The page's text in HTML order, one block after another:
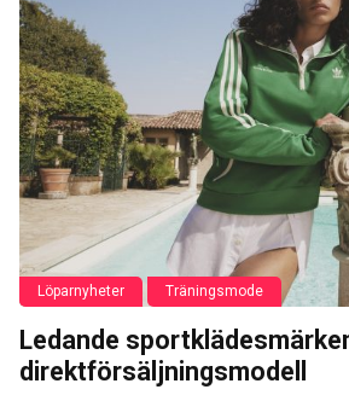
Löparnyheter Träningsmode
Ledande
direktförsäljningsmodell